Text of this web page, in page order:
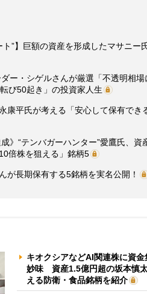
ト”】巨額の資産を形成したマサニ
ー・シゲルさんが厳選「不透明相
び50起き」の投資家人生
康平氏が考える「安心して保有でき
》“テンバガーハンター”愛鷹氏、
倍株を狙える」銘柄5
が長期保有する5銘柄を実名公開！
キオクシアなどAI関連株に資
妙味 資産1.5億円超の坂本慎
える防衛・食品銘柄を紹介